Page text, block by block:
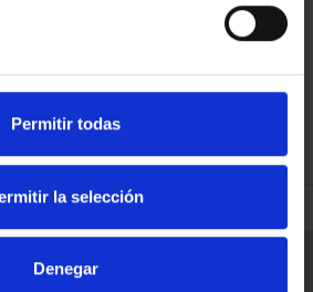
Permitir todas
la selección
Denegar
REFINAR
General
Contacto